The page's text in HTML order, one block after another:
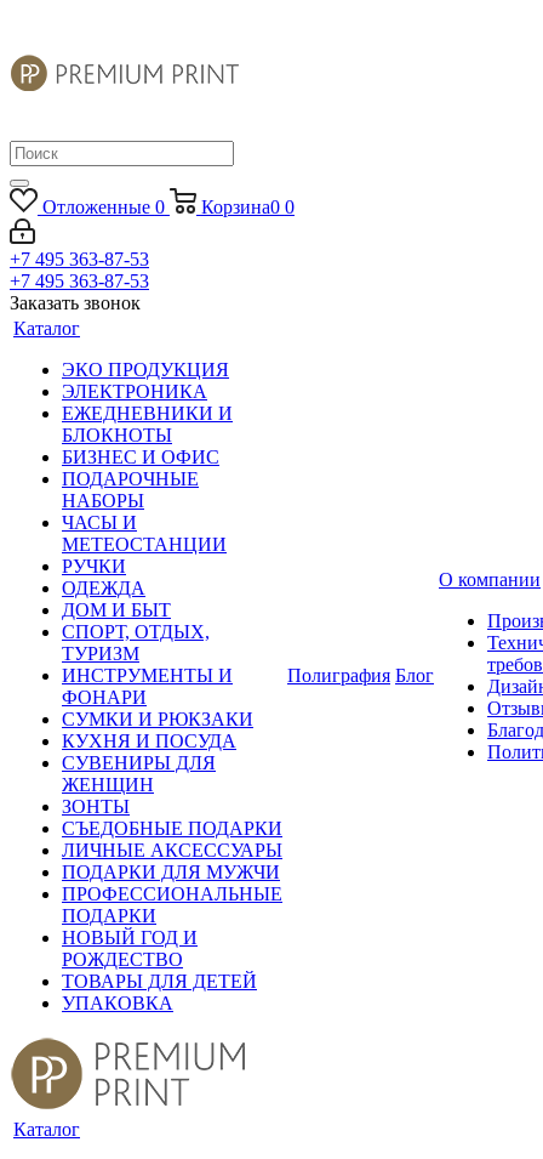
Отложенные 0 Корзина0 0
+7 495 363-87-53
+7 495 363-87-53
Заказать звонок
Каталог
ЭКО ПРОДУКЦИЯ
ЭЛЕКТРОНИКА
ЕЖЕДНЕВНИКИ И
БЛОКНОТЫ
БИЗНЕС И ОФИС
ПОДАРОЧНЫЕ
НАБОРЫ
ЧАСЫ И
МЕТЕОСТАНЦИИ
РУЧКИ
ОДЕЖДА
ДОМ И БЫТ
СПОРТ, ОТДЫХ,
ТУРИЗМ
ИНСТРУМЕНТЫ И
ФОНАРИ
СУМКИ И РЮКЗАКИ
КУХНЯ И ПОСУДА
СУВЕНИРЫ ДЛЯ
ЖЕНЩИН
ЗОНТЫ
СЪЕДОБНЫЕ ПОДАРКИ
ЛИЧНЫЕ АКСЕССУАРЫ
ПОДАРКИ ДЛЯ МУЖЧИ
ПРОФЕССИОНАЛЬНЫЕ
ПОДАРКИ
НОВЫЙ ГОД И
РОЖДЕСТВО
ТОВАРЫ ДЛЯ ДЕТЕЙ
УПАКОВКА
Полиграфия Блог
О компании
Каталог